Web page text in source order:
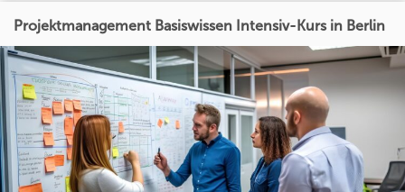
Projektmanagement Basiswissen Intensiv-Kurs in Berlin